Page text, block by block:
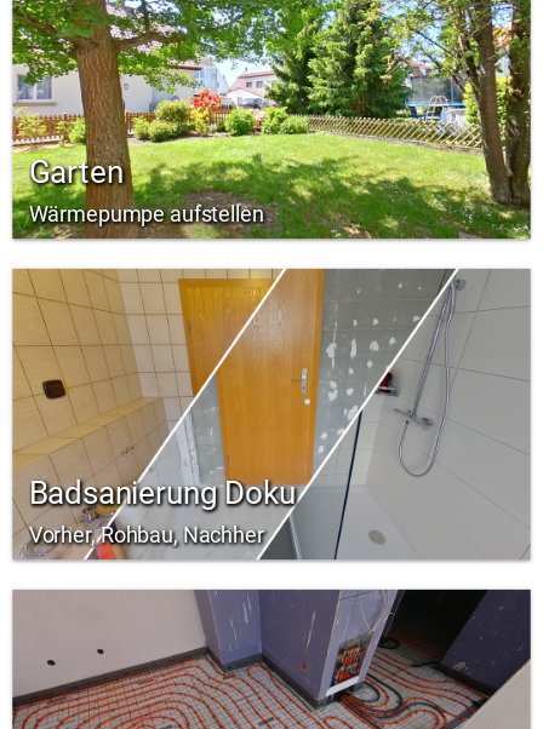
Garten
Wärmepumpe aufstellen
Badsanierung Doku
Vorher, Rohbau, Nachher